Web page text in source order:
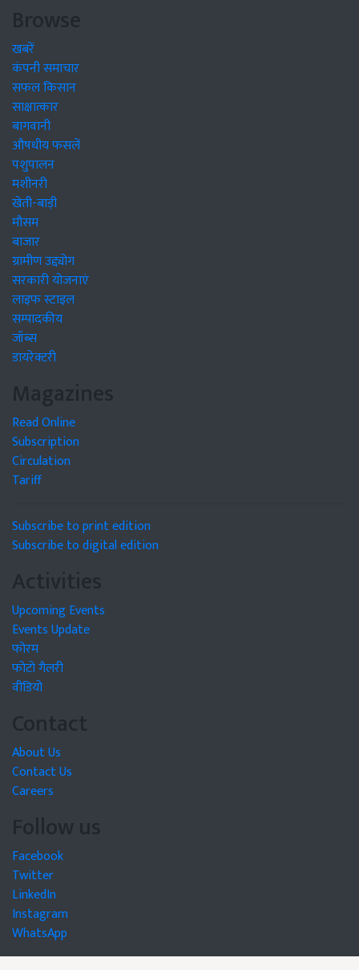
Browse
खबरें
कंपनी समाचार
सफल किसान
साक्षात्कार
बागवानी
औषधीय फसलें
पशुपालन
मशीनरी
खेती-बाड़ी
मौसम
बाजार
ग्रामीण उद्द्योग
सरकारी योजनाएं
लाइफ स्टाइल
सम्पादकीय
जॉब्स
डायरेक्टरी
Magazines
Read Online
Subscription
Circulation
Tariff
Subscribe to print edition
Subscribe to digital edition
Activities
Upcoming Events
Events Update
फोरम
फोटो गैलरी
वीडियो
Contact
About Us
Contact Us
Careers
Follow us
Facebook
Twitter
LinkedIn
Instagram
WhatsApp